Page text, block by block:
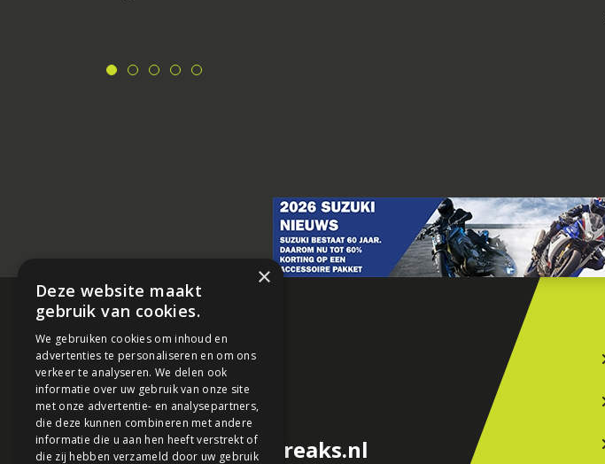
redactie@motorfreaks.nl
×
Deze website maakt
gebruik van cookies.
We gebruiken cookies om inhoud en
advertenties te personaliseren en om ons
verkeer te analyseren. We delen ook
informatie over uw gebruik van onze site
met onze advertentie- en analysepartners,
die deze kunnen combineren met andere
informatie die u aan hen heeft verstrekt of
die zij hebben verzameld door uw gebruik